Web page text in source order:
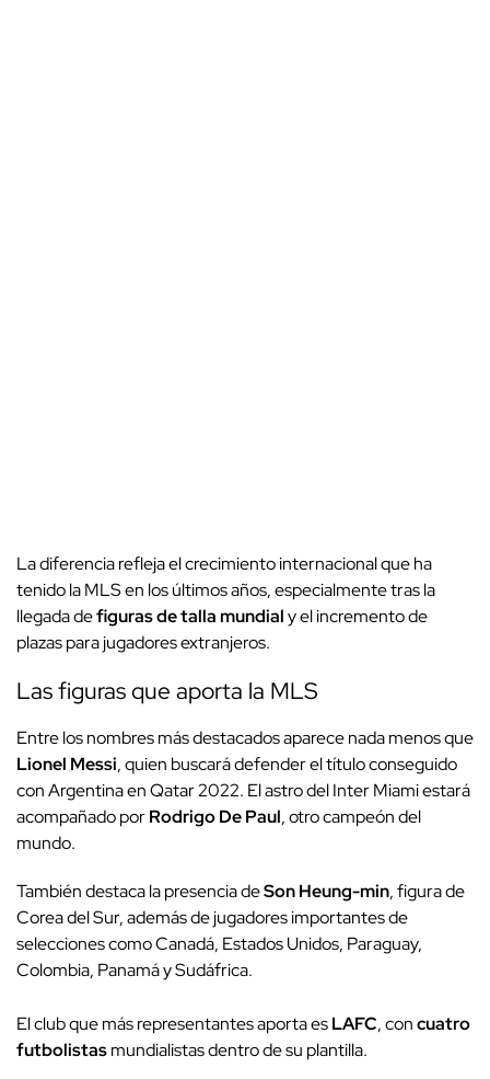
La diferencia refleja el crecimiento internacional que ha
tenido la MLS en los últimos años, especialmente tras la
llegada defiguras de talla mundialy el incremento de
plazas para jugadores extranjeros.
Las figuras que aporta la MLS
Entre los nombres más destacados aparece nada menos que
Lionel Messi, quien buscará defender el título conseguido
con Argentina en Qatar 2022. El astro del Inter Miami estará
acompañado porRodrigo De Paul, otro campeón del
mundo.
También destaca la presencia deSon Heung-min, figura de
Corea del Sur, además de jugadores importantes de
selecciones como Canadá, Estados Unidos, Paraguay,
Colombia, Panamá y Sudáfrica.
El club que más representantes aporta esLAFC, concuatro
futbolistasmundialistas dentro de su plantilla.